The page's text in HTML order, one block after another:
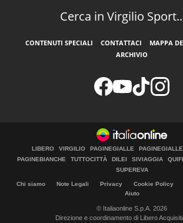
Cerca in Virgilio
CONTENUTI SPECIALI CONTATTACI MAPPA
ARCHIVIO
LIBERO VIRGILIO PAGINEGIALLE
PAGINEBIANCHE
TUTTOCITTÀ DILEI SIVIAGGIA
SUPEREVA
Chi siamo Note Legali Privacy Cookie Policy
Aiuto
© Italiaonline S.p.A. 2026
Direzione e coordinamento di Libero